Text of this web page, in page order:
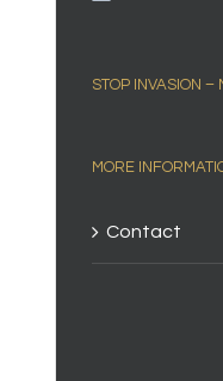
STOP INVASION –
MORE
Contact